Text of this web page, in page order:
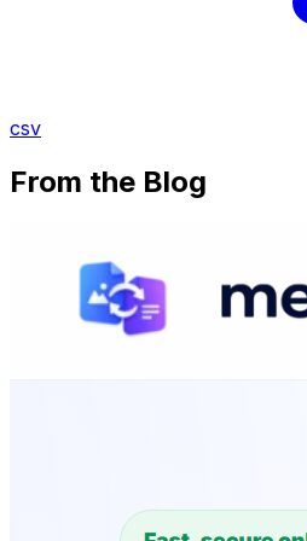
csv
From the Blog